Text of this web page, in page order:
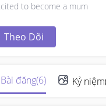
to become a mum
Theo Dõi
Bài đăng(6) Kỷ niệm